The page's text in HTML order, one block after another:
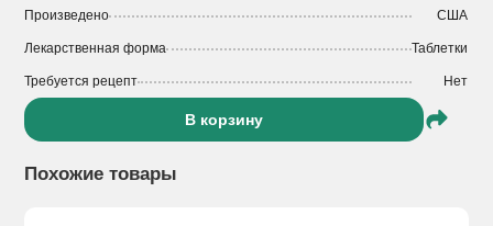
Произведено США
Лекарственная форма Таблетки
Требуется рецепт Нет
В корзину
Похожие товары